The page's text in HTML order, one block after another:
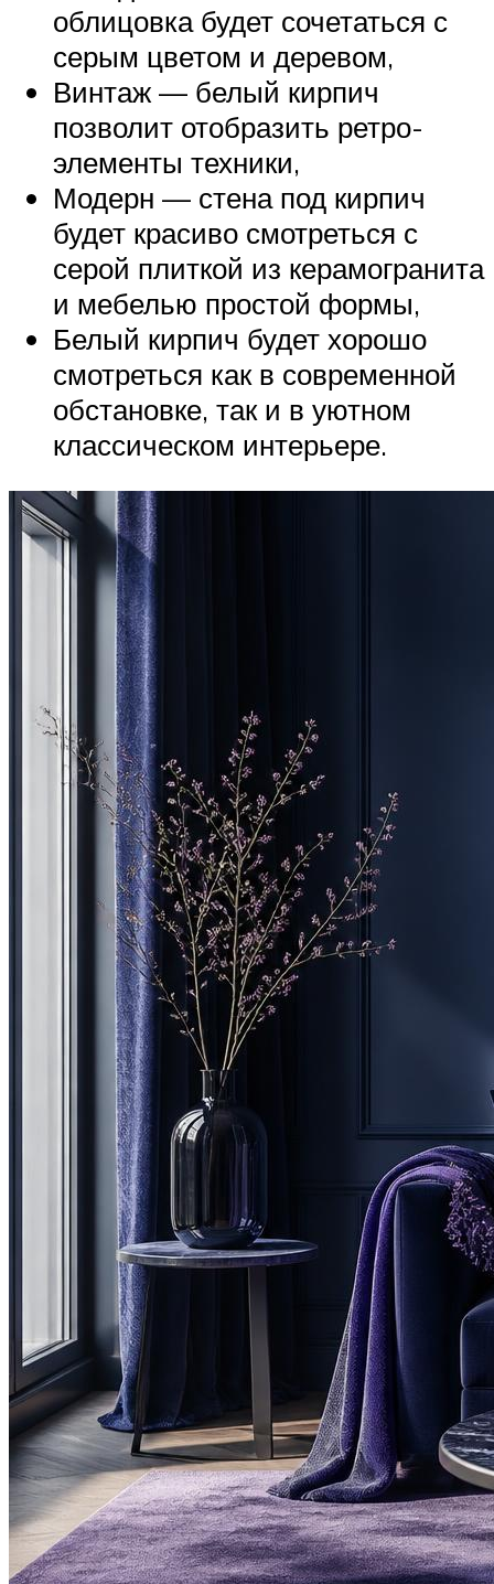
облицовка будет сочетаться с
серым цветом и деревом,
Винтаж — белый кирпич
позволит отобразить ретро-
элементы техники,
Модерн — стена под кирпич
будет красиво смотреться с
серой плиткой из керамогранита
и мебелью простой формы,
Белый кирпич будет хорошо
смотреться как в современной
обстановке, так и в уютном
классическом интерьере.